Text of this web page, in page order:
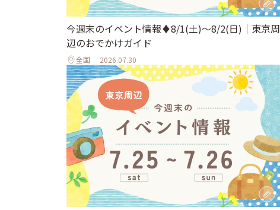
今週末のイベント情報♦︎8/1(土)〜8/2(日)｜東京周
辺のおでかけガイド
全国 2026.07.30